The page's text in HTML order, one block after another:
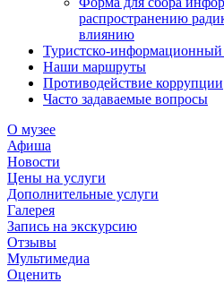
распространению
влиянию
Туристско-информационный
Наши маршруты
Противодействие коррупции
Часто задаваемые вопросы
О музее
Афиша
Новости
Цены на услуги
Дополнительные услуги
Галерея
Запись на экскурсию
Отзывы
Мультимедиа
Оценить